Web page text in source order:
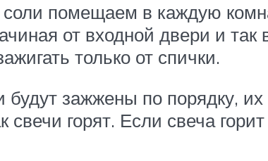
помещаем в каждую
от входной двери и
только от спички.
будут зажжены по порядку,
свечи горят. Если свеча